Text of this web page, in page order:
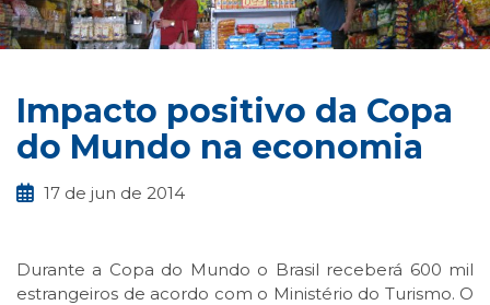
Impacto positivo da Copa
do Mundo na economia
17 de jun de 2014
Durante a Copa do Mundo o Brasil receberá 600 mil
estrangeiros de acordo com o Ministério do Turismo. O